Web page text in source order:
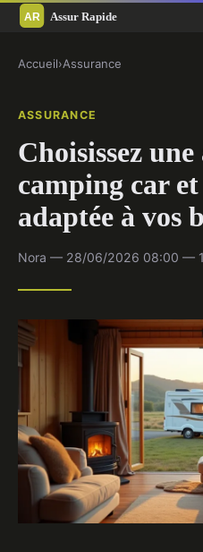
Accueil›Assurance
ASSURANCE
Choisissez
camping car
adaptée à vos
Nora — 28/06/2026 08:00 —